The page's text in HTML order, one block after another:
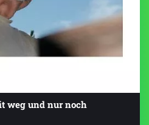
weg und nur noch